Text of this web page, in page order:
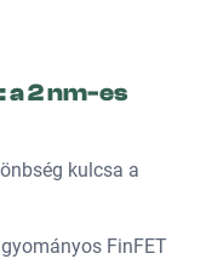
a 2 nm-es
kulcsa a
FinFET